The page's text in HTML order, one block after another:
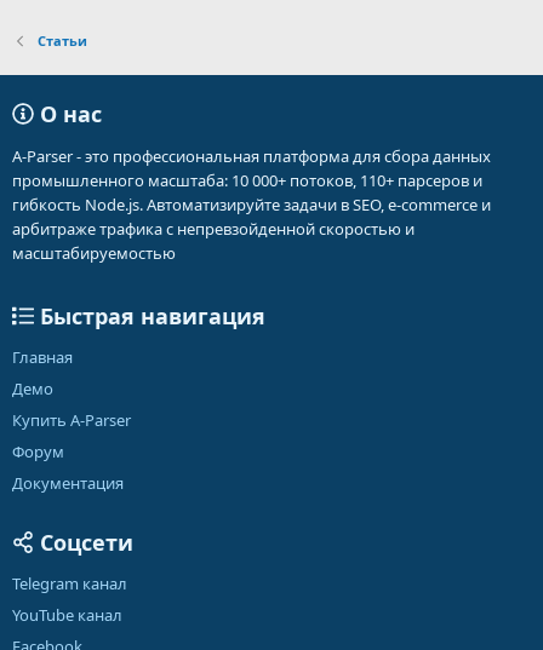
Статьи
О нас
A-Parser - это профессиональная платформа для сбора данных
промышленного масштаба: 10 000+ потоков, 110+ парсеров и
гибкость Node.js. Автоматизируйте задачи в SEO, e-commerce и
арбитраже трафика с непревзойденной скоростью и
масштабируемостью
Быстрая навигация
Главная
Демо
Купить A-Parser
Форум
Документация
Соцсети
Telegram канал
YouTube канал